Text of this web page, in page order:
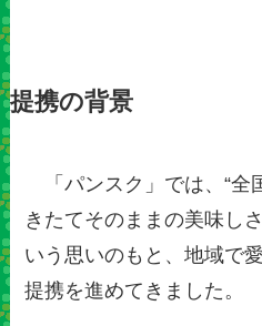
提携の背景
「パンスク」では、“全
きたてそのままの美味し
いう思いのもと、地域で
提携を進めてきました。